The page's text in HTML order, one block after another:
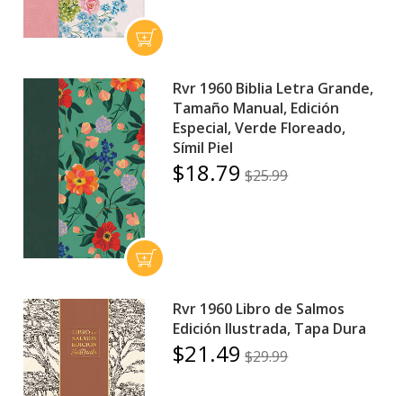
Rvr 1960 Biblia Letra Grande,
Tamaño Manual, Edición
Especial, Verde Floreado,
Símil Piel
$18.79 $25.99
Rvr 1960 Libro de Salmos
Edición Ilustrada, Tapa Dura
$21.49 $29.99